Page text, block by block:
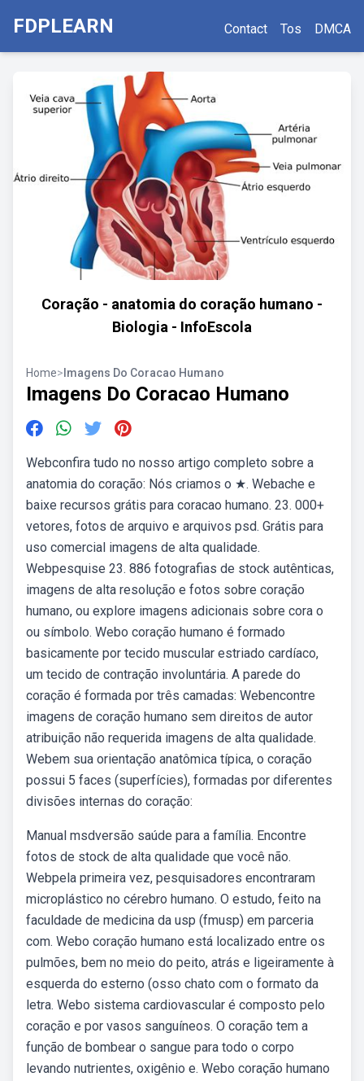
FDPLEARN Contact Tos DMCA
Coração - anatomia do coração humano -
Biologia - InfoEscola
Home> Imagens Do Coracao Humano
Imagens Do Coracao Humano
Webconfira tudo no nosso artigo completo sobre a
anatomia do coração: Nós criamos o ★. Webache e
baixe recursos grátis para coracao humano. 23. 000+
vetores, fotos de arquivo e arquivos psd. Grátis para
uso comercial imagens de alta qualidade.
Webpesquise 23. 886 fotografias de stock autênticas,
imagens de alta resolução e fotos sobre coração
humano, ou explore imagens adicionais sobre cora o
ou símbolo. Webo coração humano é formado
basicamente por tecido muscular estriado cardíaco,
um tecido de contração involuntária. A parede do
coração é formada por três camadas: Webencontre
imagens de coração humano sem direitos de autor
atribuição não requerida imagens de alta qualidade.
Webem sua orientação anatômica típica, o coração
possui 5 faces (superfícies), formadas por diferentes
divisões internas do coração:
Manual msdversão saúde para a família. Encontre
fotos de stock de alta qualidade que você não.
Webpela primeira vez, pesquisadores encontraram
microplástico no cérebro humano. O estudo, feito na
faculdade de medicina da usp (fmusp) em parceria
com. Webo coração humano está localizado entre os
pulmões, bem no meio do peito, atrás e ligeiramente à
esquerda do esterno (osso chato com o formato da
letra. Webo sistema cardiovascular é composto pelo
coração e por vasos sanguíneos. O coração tem a
função de bombear o sangue para todo o corpo
levando nutrientes, oxigênio e. Webo coração humano